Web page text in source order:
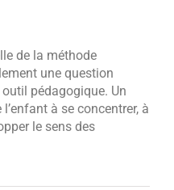
de la méthode
une question
pédagogique. Un
à se concentrer, à
le sens des